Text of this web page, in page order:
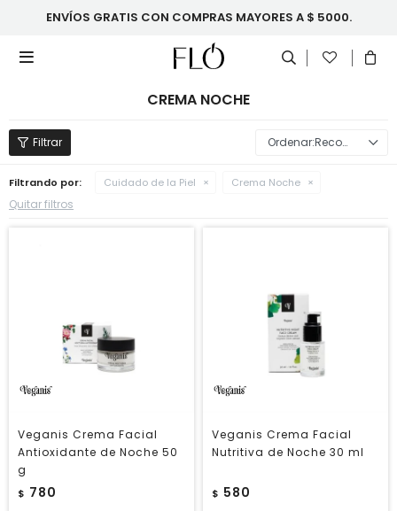
ENVÍOS GRATIS CON COMPRAS MAYORES A $ 5000.

CREMA NOCHE
Recomendados
Filtrando por: Cuidado de la Piel Crema Noche
Quitar filtros
Veganis Crema Facial
Antioxidante de Noche 50
g
$ 780
Veganis Crema Facial
Nutritiva de Noche 30 ml
$ 580